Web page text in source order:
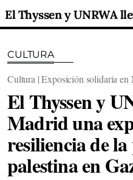
CULTURA
Cultura | Exposición solidaria en
El Thyssen y
Madrid una
resiliencia de
palestina en